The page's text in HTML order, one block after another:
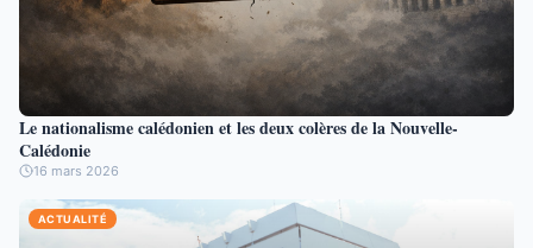
Le nationalisme calédonien et les deux colères de la Nouvelle-
Calédonie
16 mars 2026
ACTUALITÉ